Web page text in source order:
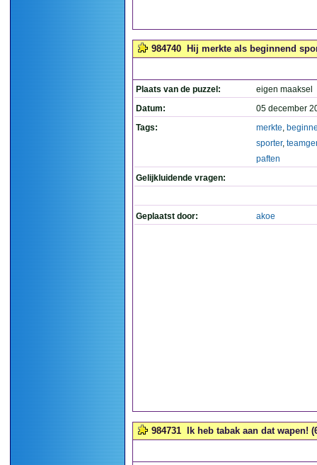
984740 Hij merkte als beginnend
Plaats van de puzzel:
eigen maaksel
Datum:
05 december
Tags:
merkte,
sporter,
paften
Gelijkluidende vragen:
Geplaatst door: akoe
984731 Ik heb tabak aan dat wapen!